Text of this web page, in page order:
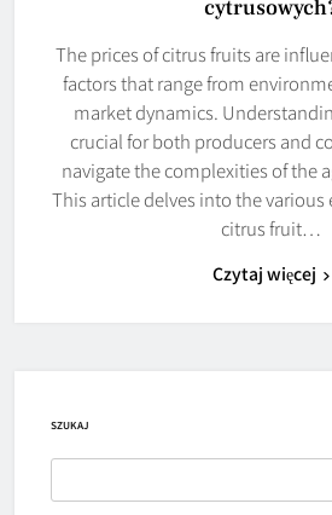
The prices of citrus fruits are
factors that range from
market dynamics.
crucial for both producers and
navigate the complexities of the
This article delves into the
citrus fruit…
Czytaj więcej
SZUKAJ